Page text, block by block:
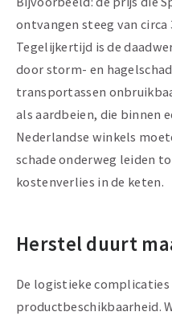
ontvangen steeg van
Tegelijkertijd is de
door storm- en
transportassen
als aardbeien, die binnen
Nederlandse winkels
schade onderweg leiden
kostenverlies in de keten.
Herstel duurt
De logistieke
productbeschikbaarheid.